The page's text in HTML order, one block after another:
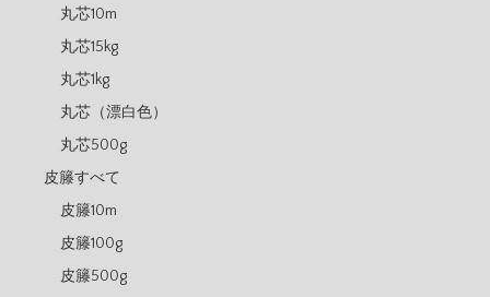
丸芯10m
丸芯15kg
丸芯1kg
丸芯（漂白色）
丸芯500g
皮籐すべて
皮籐10m
皮籐100g
皮籐500g